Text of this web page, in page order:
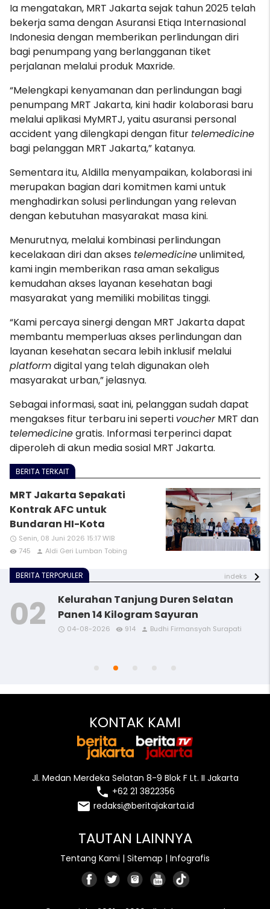
Ia mengatakan, MRT Jakarta sejak tahun 2025 telah
bekerja sama dengan Asuransi Etiqa Internasional
Indonesia dengan memberikan perlindungan diri
bagi penumpang yang berlangganan tiket
perjalanan melalui produk Maxride.
“Melengkapi kenyamanan dan perlindungan bagi
penumpang MRT Jakarta, kini hadir kolaborasi baru
melalui aplikasi MyMRTJ, yaitu asuransi personal
accident yang dilengkapi dengan fitur telemedicine
bagi pelanggan MRT Jakarta,” katanya.
Sementara itu, Aldilla menyampaikan, kolaborasi ini
merupakan bagian dari komitmen kami untuk
menghadirkan solusi perlindungan yang relevan
dengan kebutuhan masyarakat masa kini.
Menurutnya, melalui kombinasi perlindungan
kecelakaan diri dan akses telemedicineunlimited,
kami ingin memberikan rasa aman sekaligus
kemudahan akses layanan kesehatan bagi
masyarakat yang memiliki mobilitas tinggi.
“Kami percaya sinergi dengan MRT Jakarta dapat
membantu memperluas akses perlindungan dan
layanan kesehatan secara lebih inklusif melalui
platformdigital yang telah digunakan oleh
masyarakat urban,” jelasnya.
Sebagai informasi, saat ini, pelanggan sudah dapat
mengakses fitur terbaru ini seperti voucherMRT dan
telemedicinegratis. Informasi terperinci dapat
diperoleh di akun media sosial MRT Jakarta.
BERITA TERKAIT
MRT Jakarta Sepakati
Kontrak AFC untuk
Bundaran HI-Kota
access_time Senin, 08 Juni 2026 15:17 WIB
remove_red_eye 745 person Aldi Geri Lumban Tobing
BERITA TERPOPULER indeks
access_time remove_red_eye person
Kelurahan Tanjung Duren Selatan
Panen 14 Kilogram Sayuran
access_time 04-08-2026 remove_red_eye 914 person Budhi Firmansyah Surapati
access_time remove_red_eye person
access_time remove_red_eye person
KONTAK KAMI
Jl. Medan Merdeka Selatan 8-9 Blok F Lt. II Jakarta
local_phone +62 21 3822356
email redaksi@beritajakarta.id
TAUTAN LAINNYA
Tentang Kami | Sitemap | Infografis